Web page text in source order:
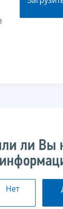
ли Вы
Нет